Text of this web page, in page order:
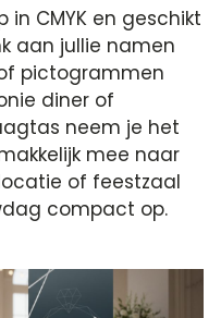
CMYK en geschikt
aan jullie namen
pictogrammen
diner of
neem je het
mee naar
of feestzaal
compact op.